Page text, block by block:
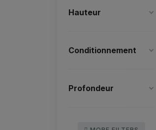
Hauteur
Conditionnement
Profondeur